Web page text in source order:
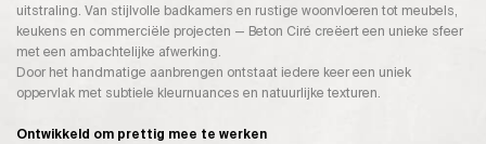
uitstraling. Van stijlvolle badkamers en rustige woonvloeren tot meubels,
keukens en commerciële projecten — Beton Ciré creëert een unieke sfeer
met een ambachtelijke afwerking.
Door het handmatige aanbrengen ontstaat iedere keer een uniek
oppervlak met subtiele kleurnuances en natuurlijke texturen.
Ontwikkeld om prettig mee te werken